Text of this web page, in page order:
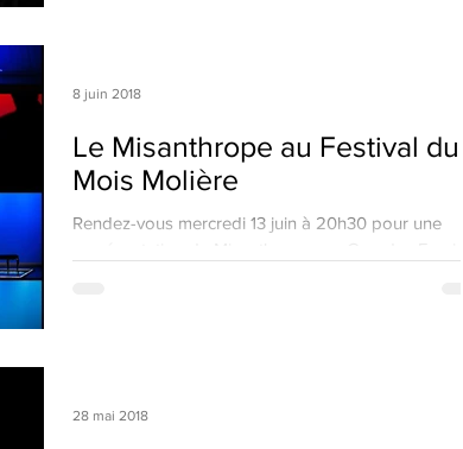
Le Misanthrope au Festival du
Mois Molière
Rendez-vous mercredi 13 juin à 20h30 pour une
8 juin 2018
28 mai 2018